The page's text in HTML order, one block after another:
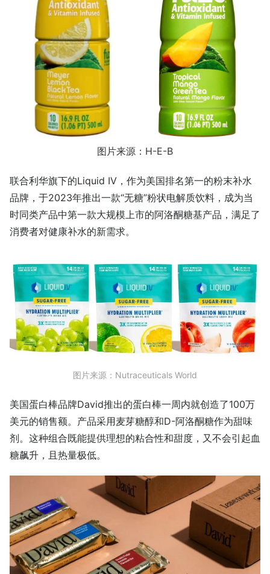
图片来源：H-E-B
联合利华旗下的Liquid IV，作为美国排名第一的粉末补水
品牌，于2023年推出一款“无糖”粉状电解质饮料，成为当
时同类产品中第一款大规模上市的阿洛酮糖基产品，满足了
消费者对健康补水的新需求。
图片来源：Nutraceuticals World
美国蛋白棒品牌David推出的蛋白棒一周内就创造了100万
美元的销售额。产品采用麦芽糖醇和D-阿洛酮糖作为甜味
剂。这种组合既能提供理想的粘合性和甜度，又不会引起血
糖飙升，且热量极低。